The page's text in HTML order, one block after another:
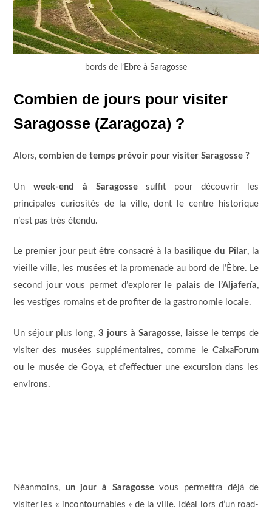
bords de l’Ebre à Saragosse
Combien de jours pour visiter
Saragosse (Zaragoza) ?
Alors, combien de temps prévoir pour visiter Saragosse ?
Un week-end à Saragossesuffit pour découvrir les
principales curiosités de la ville, dont le centre historique
n’est pas très étendu.
Le premier jour peut être consacré à la basilique du Pilar, la
vieille ville, les musées et la promenade au bord de l’Èbre. Le
second jour vous permet d’explorer le palais de l’Aljafería,
les vestiges romains et de profiter de la gastronomie locale.
Un séjour plus long, 3 jours à Saragosse, laisse le temps de
visiter des musées supplémentaires, comme le CaixaForum
ou le musée de Goya, et d’effectuer une excursion dans les
environs.
Néanmoins, un jour à Saragossevous permettra déjà de
visiter les « incontournables » de la ville. Idéal lors d’un road-